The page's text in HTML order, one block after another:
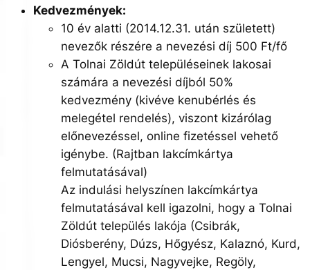
Kedvezmények:
10 év alatti (2014.12.31. után született)
nevezők részére a nevezési díj 500 Ft/fő
A Tolnai Zöldút településeinek lakosai
számára a nevezési díjból 50%
kedvezmény (kivéve kenubérlés és
melegétel rendelés), viszont kizárólag
előnevezéssel, online fizetéssel vehető
igénybe. (Rajtban lakcímkártya
felmutatásával)
Az indulási helyszínen lakcímkártya
felmutatásával kell igazolni, hogy a Tolnai
Zöldút település lakója (Csibrák,
Diósberény, Dúzs, Hőgyész, Kalaznó, Kurd,
Lengyel, Mucsi, Nagyvejke, Regöly,